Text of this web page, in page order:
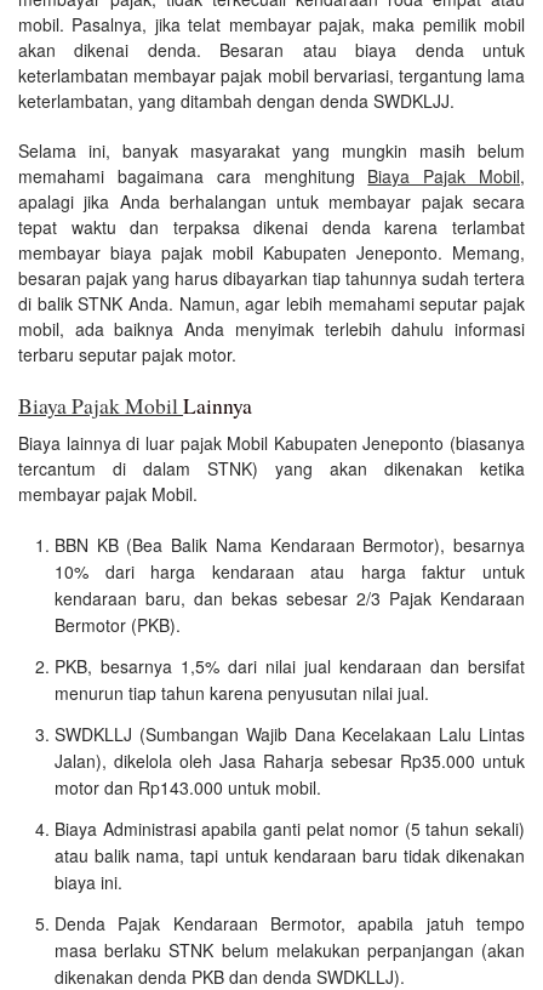
mobil. Pasalnya, jika telat membayar pajak, maka pemilik mobil
akan dikenai denda. Besaran atau biaya denda untuk
keterlambatan membayar pajak mobil bervariasi, tergantung lama
keterlambatan, yang ditambah dengan denda SWDKLJJ.
Selama ini, banyak masyarakat yang mungkin masih belum
memahami bagaimana cara menghitung Biaya Pajak Mobil,
apalagi jika Anda berhalangan untuk membayar pajak secara
tepat waktu dan terpaksa dikenai denda karena terlambat
membayar biaya pajak mobil Kabupaten Jeneponto. Memang,
besaran pajak yang harus dibayarkan tiap tahunnya sudah tertera
di balik STNK Anda. Namun, agar lebih memahami seputar pajak
mobil, ada baiknya Anda menyimak terlebih dahulu informasi
terbaru seputar pajak motor.
Biaya Pajak MobilLainnya
Biaya lainnya di luar pajak Mobil Kabupaten Jeneponto (biasanya
tercantum di dalam STNK) yang akan dikenakan ketika
membayar pajak Mobil.
BBN KB (Bea Balik Nama Kendaraan Bermotor), besarnya
10% dari harga kendaraan atau harga faktur untuk
kendaraan baru, dan bekas sebesar 2/3 Pajak Kendaraan
Bermotor (PKB).
PKB, besarnya 1,5% dari nilai jual kendaraan dan bersifat
menurun tiap tahun karena penyusutan nilai jual.
SWDKLLJ (Sumbangan Wajib Dana Kecelakaan Lalu Lintas
Jalan), dikelola oleh Jasa Raharja sebesar Rp35.000 untuk
motor dan Rp143.000 untuk mobil.
Biaya Administrasi apabila ganti pelat nomor (5 tahun sekali)
atau balik nama, tapi untuk kendaraan baru tidak dikenakan
biaya ini.
Denda Pajak Kendaraan Bermotor, apabila jatuh tempo
masa berlaku STNK belum melakukan perpanjangan (akan
dikenakan denda PKB dan denda SWDKLLJ).